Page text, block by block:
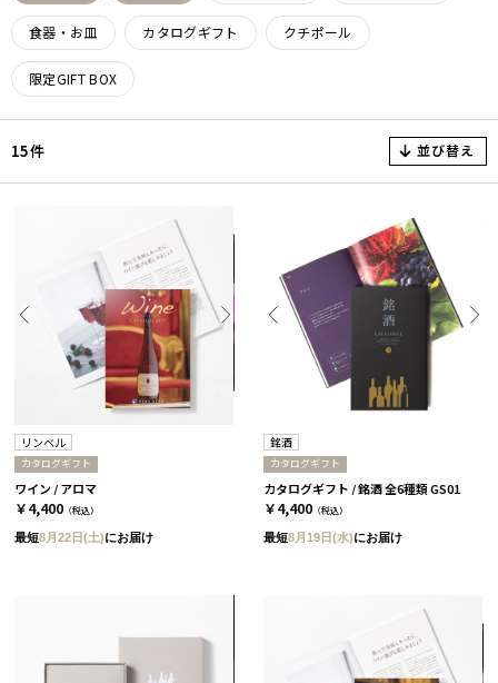
食器・お皿 カタログギフト クチポール
限定GIFT BOX
15件 並び替え
リンベル
カタログギフト
ワイン / アロマ
￥4,400 （税込）
最短8月22日(土)にお届け
銘酒
カタログギフト
カタログギフト / 銘酒 全6種類 GS01
￥4,400 （税込）
最短8月19日(水)にお届け